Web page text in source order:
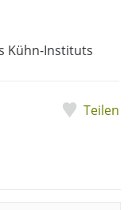
Kühn-Instituts
Teilen